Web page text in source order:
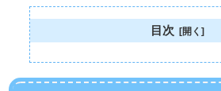
目次